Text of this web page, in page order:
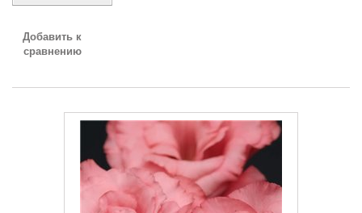
Добавить к
сравнению